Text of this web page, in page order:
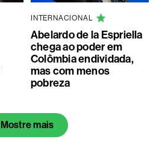
INTERNACIONAL
Abelardo de la Espriella
chega ao poder em
Colômbia endividada,
mas com menos
pobreza
Mostre mais